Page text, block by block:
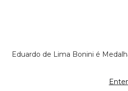
Eduardo de Lima Bonini é